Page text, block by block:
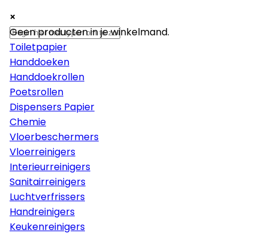
×
Papier
Toiletpapier
Handdoeken
Handdoekrollen
Poetsrollen
Dispensers Papier
Chemie
Vloerbeschermers
Vloerreinigers
Interieurreinigers
Sanitairreinigers
Luchtverfrissers
Handreinigers
Keukenreinigers
×
×
Geen producten in je winkelmand.